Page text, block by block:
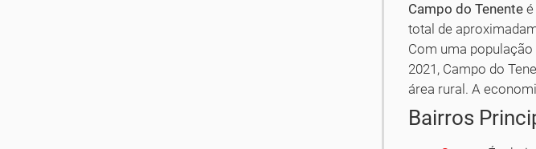
Campo do Tenente
total de
Com uma
2021, Campo do
área rural. A
Bairros